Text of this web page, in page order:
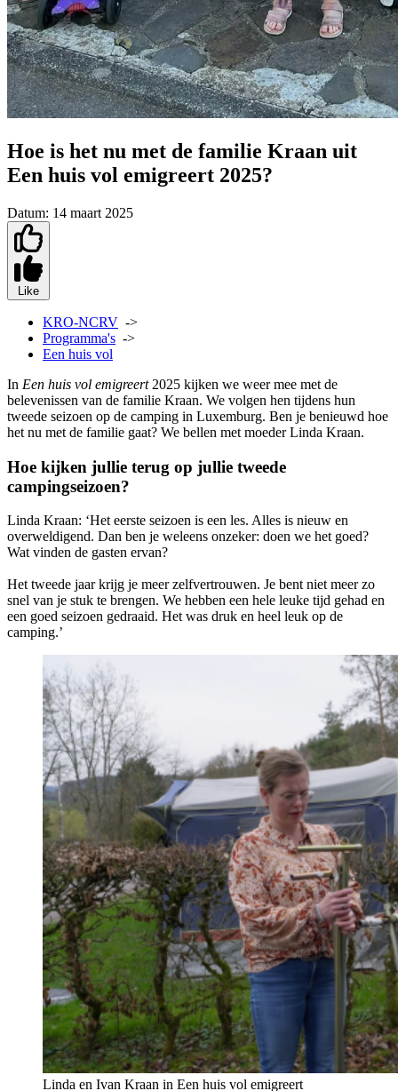
Hoe is het nu met de familie Kraan uit
Een huis vol emigreert 2025?
Datum: 14 maart 2025
Like
KRO-NCRV ->
Programma's ->
Een huis vol
In Een huis vol emigreert2025 kijken we weer mee met de
belevenissen van de familie Kraan. We volgen hen tijdens hun
tweede seizoen op de camping in Luxemburg. Ben je benieuwd hoe
het nu met de familie gaat? We bellen met moeder Linda Kraan.
Hoe kijken jullie terug op jullie tweede
campingseizoen?
Linda Kraan: ‘Het eerste seizoen is een les. Alles is nieuw en
overweldigend. Dan ben je weleens onzeker: doen we het goed?
Wat vinden de gasten ervan?
Het tweede jaar krijg je meer zelfvertrouwen. Je bent niet meer zo
snel van je stuk te brengen. We hebben een hele leuke tijd gehad en
een goed seizoen gedraaid. Het was druk en heel leuk op de
camping.’
Linda en Ivan Kraan in Een huis vol emigreert